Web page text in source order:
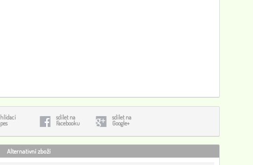
hlídací
pes
sdílet na
Facebooku
sdílet na
Google+
Alternativní zboží